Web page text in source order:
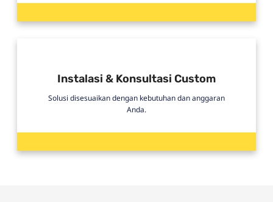
Instalasi & Konsultasi Custom
Solusi disesuaikan dengan kebutuhan dan anggaran
Anda.